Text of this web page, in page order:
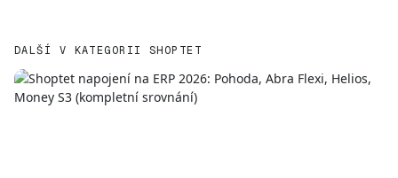
DALŠÍ V KATEGORII SHOPTET